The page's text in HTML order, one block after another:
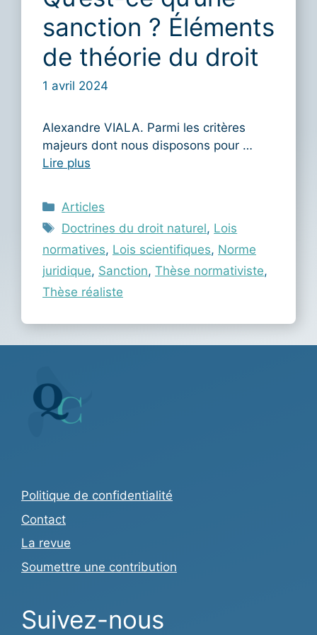
sanction ? Éléments
de théorie du droit
1 avril 2024
Alexandre VIALA. Parmi les critères
majeurs dont nous disposons pour …
Lire plus
Catégories
Articles
Étiquettes
Doctrines du droit naturel, Lois
normatives, Lois scientifiques, Norme
juridique, Sanction, Thèse normativiste,
Thèse réaliste
Politique de confidentialité
Contact
La revue
Soumettre une contribution
Suivez-nous